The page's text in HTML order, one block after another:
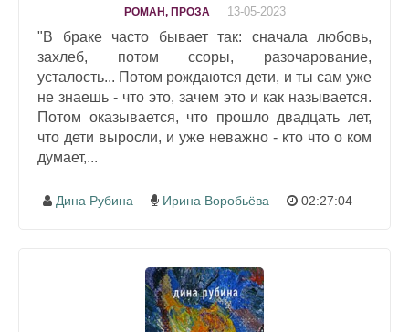
РОМАН, ПРОЗА 13-05-2023
"В браке часто бывает так: сначала любовь,
захлеб, потом ссоры, разочарование,
усталость... Потом рождаются дети, и ты сам уже
не знаешь - что это, зачем это и как называется.
Потом оказывается, что прошло двадцать лет,
что дети выросли, и уже неважно - кто что о ком
думает,...
Дина Рубина Ирина Воробьёва 02:27:04